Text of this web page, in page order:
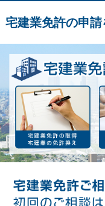
宅建業免許の申請